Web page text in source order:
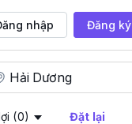
nhập Đăng ký
(0) Đặt lại